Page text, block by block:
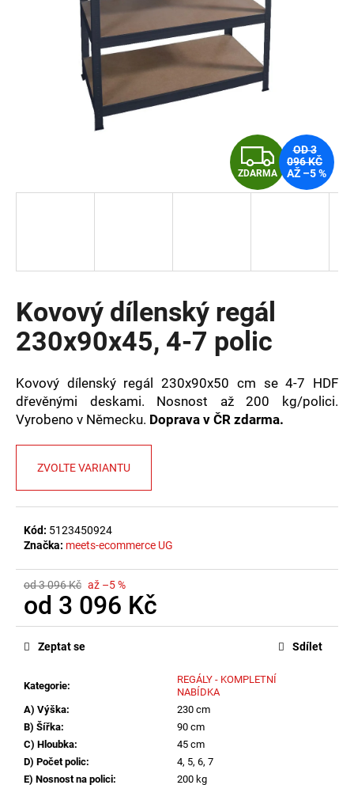
Kovový dílenský regál
230x90x45, 4-7 polic
Kovový dílenský regál 230x90x50 cm se 4-7 HDF
dřevěnými deskami. Nosnost až 200 kg/polici.
Vyrobeno v Německu. Doprava v ČR zdarma.
ZVOLTE VARIANTU
Kód: 5123450924
Značka: meets-ecommerce UG
od 3 096 Kč až –5 %
od 3 096 Kč
Měrná
Kategorie:
REGÁLY - KOMPLETNÍ
NABÍDKA
A) Výška:
230 cm
B) Šířka:
90 cm
C) Hloubka:
45 cm
D) Počet polic:
4, 5, 6, 7
E) Nosnost na polici: 200 kg
Zeptat se Sdílet
Z
D
A
ZDARMA
OD 3
096 KČ
AŽ –5 %
o
o
r
u
č
u
j
e
m
e